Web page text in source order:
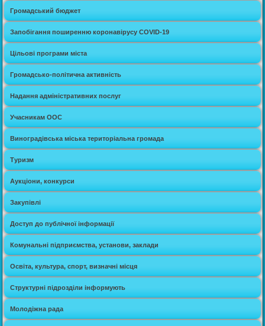
Громадський бюджет
Запобігання поширенню коронавірусу COVID-19
Цільові програми міста
Громадсько-політична активність
Надання адміністративних послуг
Учасникам ООС
Виноградівська міська територіальна громада
Туризм
Аукціони, конкурси
Закупівлі
Доступ до публічної інформації
Комунальні підприємства, установи, заклади
Освіта, культура, спорт, визначні місця
Структурні підрозділи інформують
Молодіжна рада